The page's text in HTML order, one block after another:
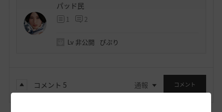
パッド民
1 2
Lv 非公開 ぴぷり
コメント 5 通報 コメント